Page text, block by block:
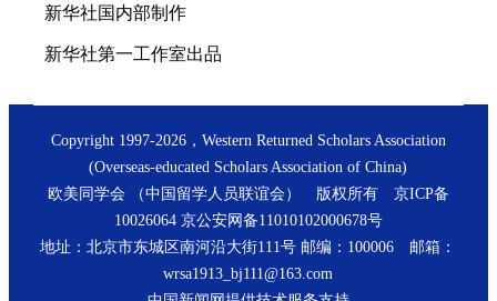
新华社国内部制作
新华社第一工作室出品